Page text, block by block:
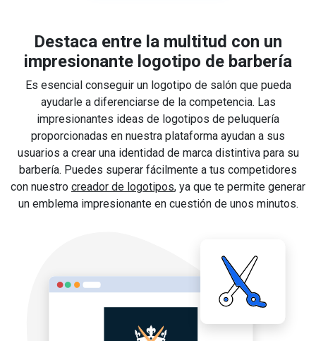
Destaca entre la multitud con un
impresionante logotipo de barbería
Es esencial conseguir un logotipo de salón que pueda
ayudarle a diferenciarse de la competencia. Las
impresionantes ideas de logotipos de peluquería
proporcionadas en nuestra plataforma ayudan a sus
usuarios a crear una identidad de marca distintiva para su
barbería. Puedes superar fácilmente a tus competidores
con nuestro creador de logotipos, ya que te permite generar
un emblema impresionante en cuestión de unos minutos.